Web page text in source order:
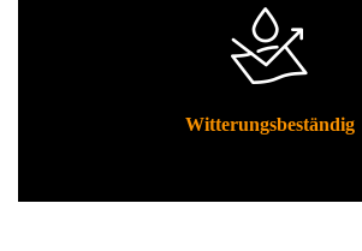
Witterungsbeständig